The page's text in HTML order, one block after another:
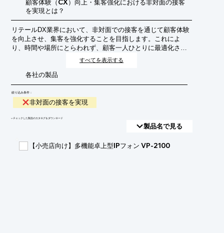
顧客体験（CX）向上・集客強化における非対面の接客
を実現とは？
リテールDX業界において、非対面での接客を通じて顧客体験
を向上させ、集客を強化することを目指します。これによ
り、時間や場所にとらわれず、顧客一人ひとりに最適化され
たコミュニケーションを提供し、購買意欲を高めることを目
すべてを表示する
各社の製品
絞り込み条件：
非対面の接客を実現
​▼チェックした製品のカタログをダウンロード
製品名で見る
【小売店向け】多機能卓上型IPフォン VP-2100